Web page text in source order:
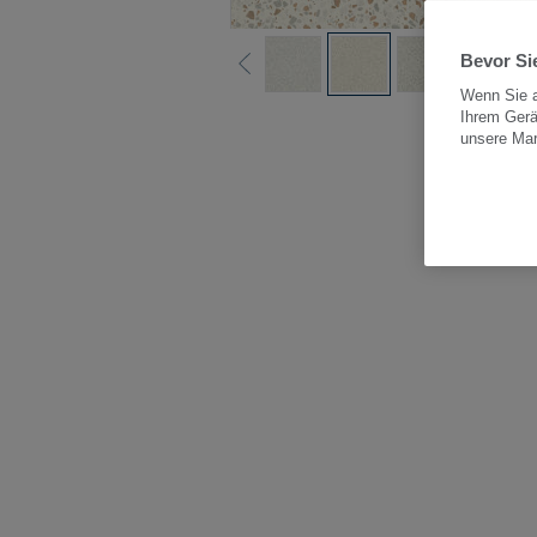
Alle
Bevor
Wenn Sie
Ihrem
unsere